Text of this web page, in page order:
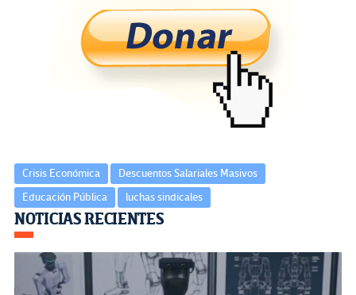
tt
er
gr
a
m
ke
dI
n
ail m
p
ar
tir
Crisis Económica
Descuentos Salariales Masivos
Educación Pública
luchas sindicales
Navegación
de
entradas
NOTICIAS RECIENTES